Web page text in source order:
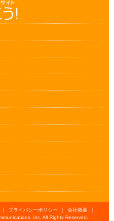
｜ プライバシーポリシー ｜ 会社概要
｜
Inc. All Rights Reserved.